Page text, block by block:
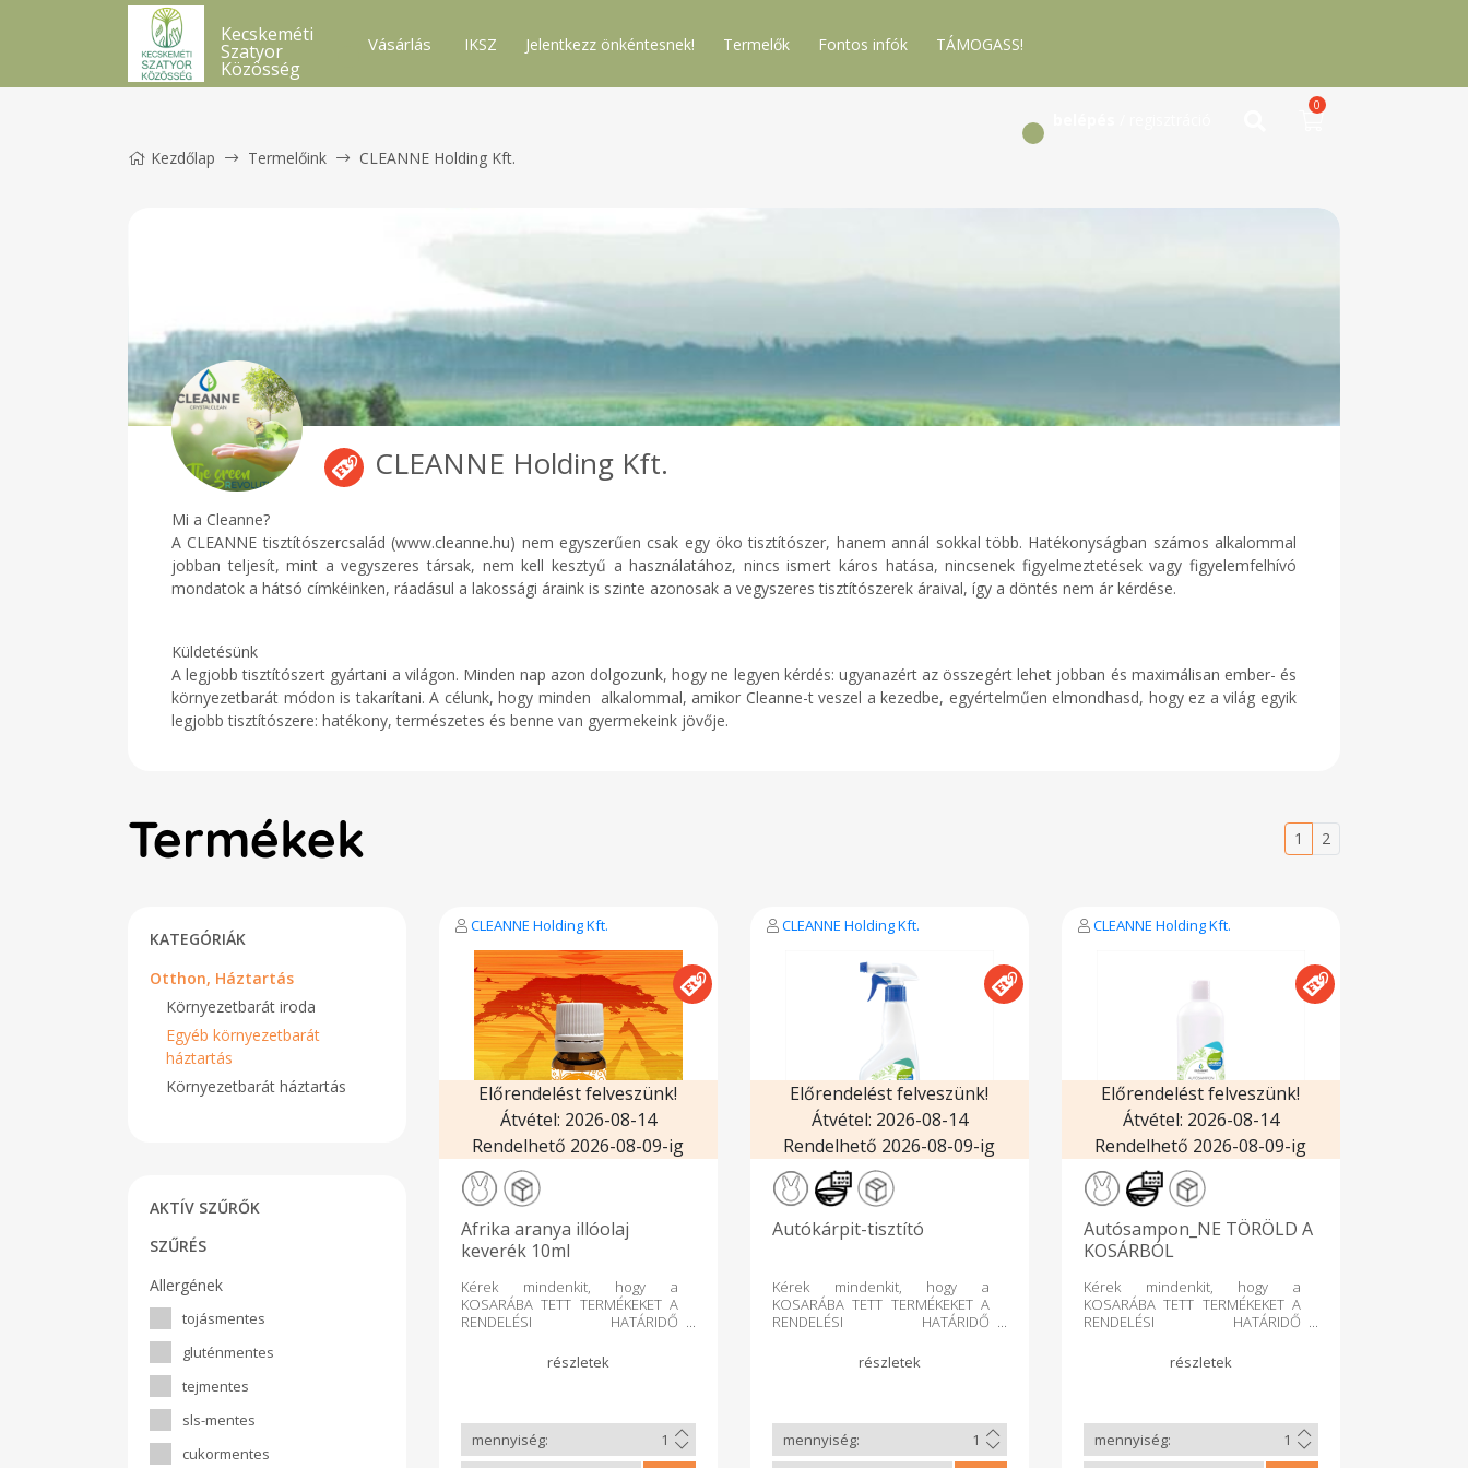
Kecskeméti
Szatyor
Közösség
Vásárlás IKSZ Jelentkezz önkéntesnek! Termelők Fontos infók TÁMOGASS!
0
Kezdőlap Termelőink CLEANNE Holding Kft.
CLEANNE Holding Kft.
Mi a Cleanne?
A CLEANNE tisztítószercsalád (www.cleanne.hu) nem egyszerűen csak egy öko tisztítószer, hanem annál sokkal több. Hatékonyságban számos alkalommal
jobban teljesít, mint a vegyszeres társak, nem kell kesztyű a használatához, nincs ismert káros hatása, nincsenek figyelmeztetések vagy figyelemfelhívó
mondatok a hátsó címkéinken, ráadásul a lakossági áraink is szinte azonosak a vegyszeres tisztítószerek áraival, így a döntés nem ár kérdése.
Küldetésünk
A legjobb tisztítószert gyártani a világon. Minden nap azon dolgozunk, hogy ne legyen kérdés: ugyanazért az összegért lehet jobban és maximálisan ember- és
környezetbarát módon is takarítani. A célunk, hogy minden alkalommal, amikor Cleanne-t veszel a kezedbe, egyértelműen elmondhasd, hogy ez a világ egyik
legjobb tisztítószere: hatékony, természetes és benne van gyermekeink jövője.
Termékek 1 2
KATEGÓRIÁK
Otthon, Háztartás
Környezetbarát iroda
Egyéb környezetbarát
háztartás
Környezetbarát háztartás
AKTÍV SZŰRŐK
SZŰRÉS
Allergének
tojásmentes
gluténmentes
tejmentes
sls-mentes
cukormentes
CLEANNE Holding Kft.
Előrendelést felveszünk!
Átvétel: 2026-08-14
Rendelhető 2026-08-09-ig
Afrika aranya illóolaj
keverék 10ml
Kérek mindenkit, hogy a
KOSARÁBA TETT TERMÉKEKET A
RENDELÉSI HATÁRIDŐ
SZERINT MÁR NE TÖRÖLJE, mert
az áru összekészítése a
megtörténik, így a kosárba tett
termék mindenféleképpen
leszállításra kerül. A törölt
CLEANNE Holding Kft.
Előrendelést felveszünk!
Átvétel: 2026-08-14
Rendelhető 2026-08-09-ig
Autókárpit-tisztító
Kérek mindenkit, hogy a
KOSARÁBA TETT TERMÉKEKET A
RENDELÉSI HATÁRIDŐ
SZERINT MÁR NE TÖRÖLJE, mert
az áru összekészítése a
megtörténik, így a kosárba tett
termék mindenféleképpen
leszállításra kerül. A törölt
CLEANNE Holding Kft.
Előrendelést felveszünk!
Átvétel: 2026-08-14
Rendelhető 2026-08-09-ig
Autósampon_NE TÖRÖLD A
KOSÁRBÓL
Kérek mindenkit, hogy a
KOSARÁBA TETT TERMÉKEKET A
RENDELÉSI HATÁRIDŐ
SZERINT MÁR NE TÖRÖLJE, mert
az áru összekészítése a
megtörténik, így a kosárba tett
termék mindenféleképpen
leszállításra kerül. A törölt